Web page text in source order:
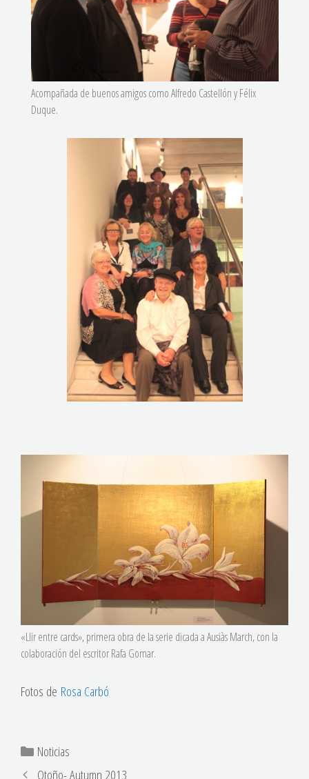
Acompañada de buenos amigos como Alfredo Castellón y Félix
Duque.
«Llir entre cards», primera obra de la serie dicada a Ausiàs March, con la
colaboración del escritor Rafa Gomar.
Fotos de Rosa Carbó
Noticias
Otoño- Autumn 2013